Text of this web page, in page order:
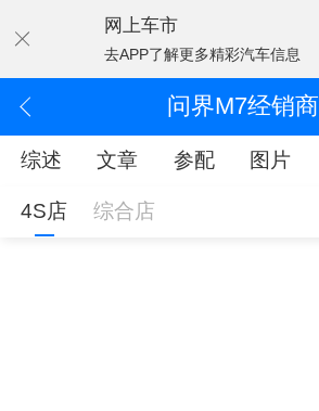
网上车市
去APP了解更多精彩汽车信息
问界M7经销商
综述 文章 参配 图片
4S店 综合店